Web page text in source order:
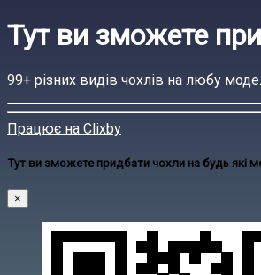
Тут ви зможете
99+ різних видів чохлів на любу
Працює на Clixby
Тут ви зможете придбати чохли на будь які
×